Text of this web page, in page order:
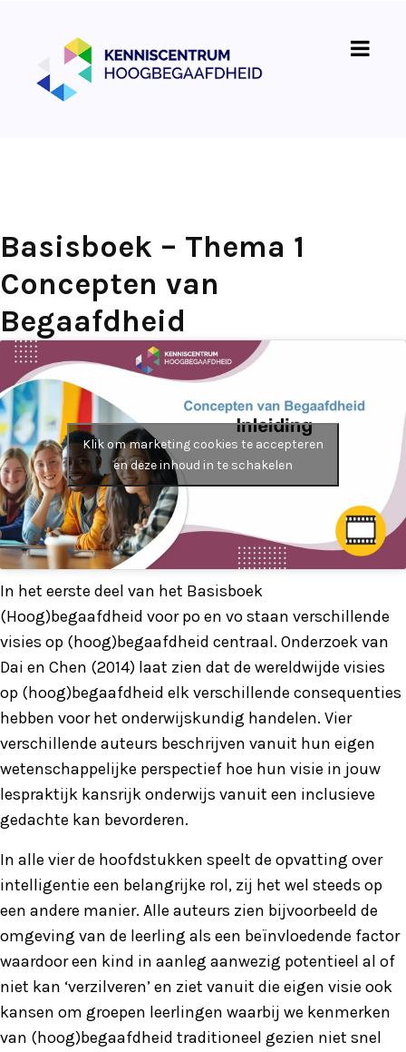
Basisboek – Thema 1
Concepten van
Begaafdheid
Klik om marketing cookies te accepteren
en deze inhoud in te schakelen
In het eerste deel van het Basisboek
(Hoog)begaafdheid voor po en vo staan verschillende
visies op (hoog)begaafdheid centraal. Onderzoek van
Dai en Chen (2014) laat zien dat de wereldwijde visies
op (hoog)begaafdheid elk verschillende consequenties
hebben voor het onderwijskundig handelen. Vier
verschillende auteurs beschrijven vanuit hun eigen
wetenschappelijke perspectief hoe hun visie in jouw
lespraktijk kansrijk onderwijs vanuit een inclusieve
gedachte kan bevorderen.
In alle vier de hoofdstukken speelt de opvatting over
intelligentie een belangrijke rol, zij het wel steeds op
een andere manier. Alle auteurs zien bijvoorbeeld de
omgeving van de leerling als een beïnvloedende factor
waardoor een kind in aanleg aanwezig potentieel al of
niet kan ‘verzilveren’ en ziet vanuit die eigen visie ook
kansen om groepen leerlingen waarbij we kenmerken
van (hoog)begaafdheid traditioneel gezien niet snel